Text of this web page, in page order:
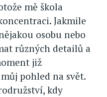
mě škola
Jakmile
osobu nebo
různých detailů a
již
pohled na svět.
kdy